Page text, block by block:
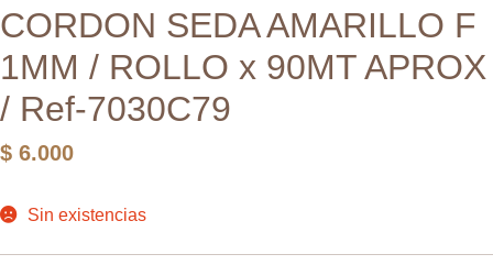
CORDON SEDA AMARILLO F
1MM / ROLLO x 90MT APROX
/ Ref-7030C79
$ 6.000
Sin existencias